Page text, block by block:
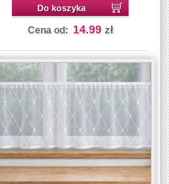
Do koszyka
Cena od: 14.99 zł